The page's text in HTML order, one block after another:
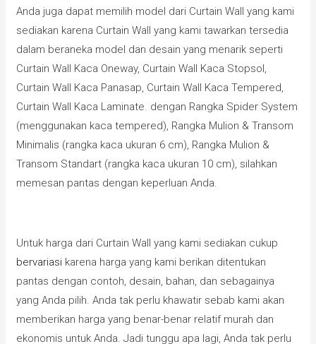
Anda juga dapat memilih model dari Curtain Wall yang kami
sediakan karena Curtain Wall yang kami tawarkan tersedia
dalam beraneka model dan desain yang menarik seperti
Curtain Wall Kaca Oneway, Curtain Wall Kaca Stopsol,
Curtain Wall Kaca Panasap, Curtain Wall Kaca Tempered,
Curtain Wall Kaca Laminate. dengan Rangka Spider System
(menggunakan kaca tempered), Rangka Mulion & Transom
Minimalis (rangka kaca ukuran 6 cm), Rangka Mulion &
Transom Standart (rangka kaca ukuran 10 cm), silahkan
memesan pantas dengan keperluan Anda.
Untuk harga dari Curtain Wall yang kami sediakan cukup
bervariasi karena harga yang kami berikan ditentukan
pantas dengan contoh, desain, bahan, dan sebagainya
yang Anda pilih. Anda tak perlu khawatir sebab kami akan
memberikan harga yang benar-benar relatif murah dan
ekonomis untuk Anda. Jadi tunggu apa lagi, Anda tak perlu